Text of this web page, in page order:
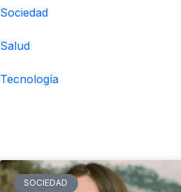
Sociedad
Salud
Tecnología
SOCIEDAD